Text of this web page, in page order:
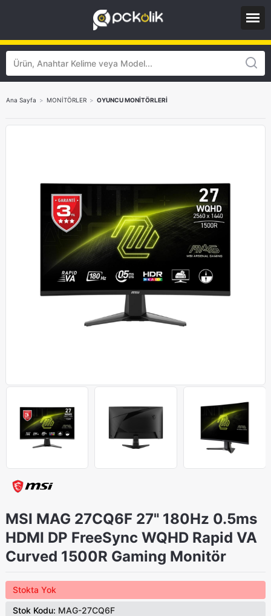
Ana Sayfa > MONİTÖRLER > OYUNCU MONİTÖRLERİ
MSI MAG 27CQ6F 27" 180Hz 0.5ms
HDMI DP FreeSync WQHD Rapid VA
Curved 1500R Gaming Monitör
Stokta Yok
Stok Kodu: MAG-27CQ6F